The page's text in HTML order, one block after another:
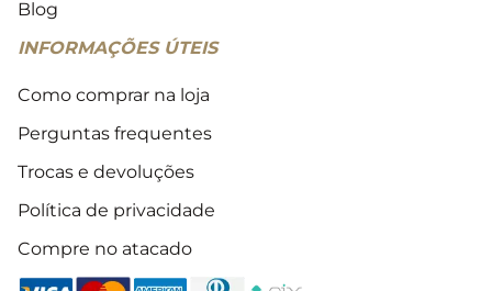
Blog
INFORMAÇÕES ÚTEIS
Como comprar na loja
Perguntas frequentes
Trocas e devoluções
Política de privacidade
Compre no atacado